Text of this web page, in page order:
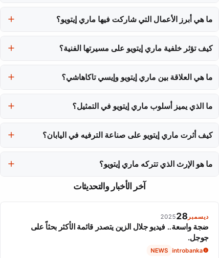
مما وضع الأساس لمشوارها في مجال الترفيه.
ما هي أبرز الأعمال التي شاركت فيها ماري إيتويو؟
سنتاي كيو ريوجر' وفيلم 'النفق إلى الصيف'.
كيف تؤثر خلفية ماري إيتويو على مسيرتها الفنية؟
اعتمادها على الذات في مجالات الترفيه التنافسية.
ما هي العلاقة بين ماري إيتويو وإيسي تاكاهاشي؟
'هكذا تكلم كيشيب روهان'.
ما الذي يميز أسلوب ماري إيتويو في التمثيل؟
المختلفة، مع التركيز على العاطفة والواقعية في تمثيلها.
كيف أثرت ماري إيتويو على صناعة الترفيه في اليابان؟
الجمع بين عرض الأزياء والتمثيل، مما جعلها نموذجًا يحتذى به للعديد من
ما هو الإرث الذي تتركه ماري إيتويو؟
تركز ماري إيتويو على النمو المستمر في مسيرتها الفنية، مما يخلق جسم
عمل متماسك ويقدم درسًا في التطور الفني المستدام.
آخر الأخبار والتحديثات
ديسمبر 28
2025
ضجة واسعة.. فيديو جلال الزين يتصدر قائمة الأكثر بحثاً على
جوجل.
introbanka
NEWS